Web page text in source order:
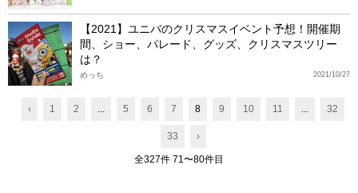
【2021】ユニバのクリスマスイベント予想！開催期
間、ショー、パレード、グッズ、クリスマスツリー
は？
2021/10/27
めっち
‹ 1 2 ... 5 6 7 8 9 10 11 ... 32
33 ›
全327件 71〜80件目